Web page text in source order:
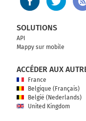
201 km
201 km
202 km
SOLUTIONS
API
Mappy sur mobile
ACCÉDER AUX
France
Belgique (Français)
België (Nederlands)
United Kingdom